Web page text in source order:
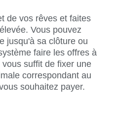
de vos rêves et faites
Vous pouvez
jusqu'à sa clôture ou
faire les offres à
suffit de fixer une
correspondant au
souhaitez payer.